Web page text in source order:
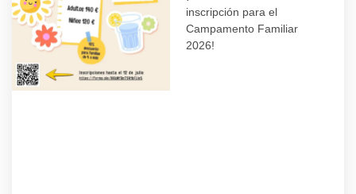
inscripción para el
Campamento Familiar
2026!